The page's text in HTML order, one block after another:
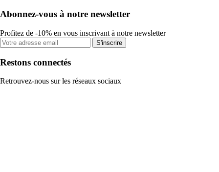
Abonnez-vous à notre newsletter
Profitez de -10% en vous inscrivant à notre newsletter
S'inscrire
Restons connectés
Retrouvez-nous sur les réseaux sociaux